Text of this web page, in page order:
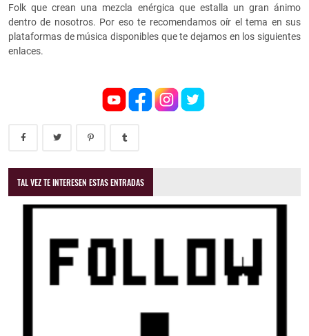
Folk que crean una mezcla enérgica que estalla un gran ánimo
dentro de nosotros. Por eso te recomendamos oír el tema en sus
plataformas de música disponibles que te dejamos en los siguientes
enlaces.
TAL VEZ TE INTERESEN ESTAS ENTRADAS